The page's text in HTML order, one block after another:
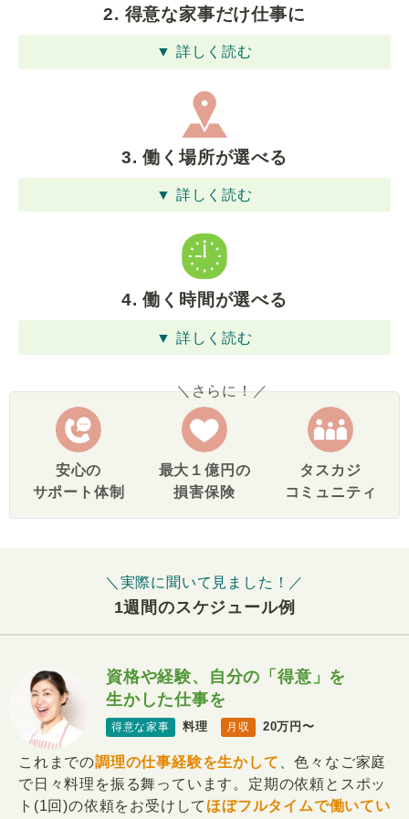
2. 得意な家事だけ仕事に
▼ 詳しく読む
3. 働く場所が選べる
▼ 詳しく読む
4. 働く時間が選べる
▼ 詳しく読む
＼さらに！／
安心の
サポート体制
最大１億円の
損害保険
タスカジ
コミュニティ
＼実際に聞いて見ました！／
1週間のスケジュール例
資格や経験、自分の「得意」を
生かした仕事を
得意な家事 料理 月収 20万円〜
これまでの調理の仕事経験を生かして 、色々なご家庭
で日々料理を振る舞っています。定期の依頼とスポッ
ト(1回)の依頼をお受けして ほぼフルタイムで働いてい